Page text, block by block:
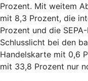
Prozent. Mit weitem
mit 8,3 Prozent, die
Prozent und die
Schlusslicht bei den
Handelskarte mit 0,6
mit 33,8 Prozent nur